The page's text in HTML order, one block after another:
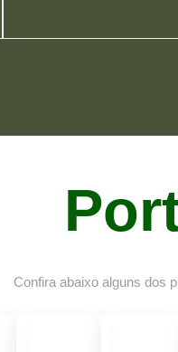
Confira abaixo alguns dos